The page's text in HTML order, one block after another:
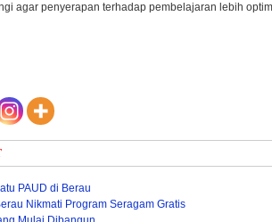
agar penyerapan terhadap pembelajaran lebih
PAUD di Berau
Nikmati Program Seragam Gratis